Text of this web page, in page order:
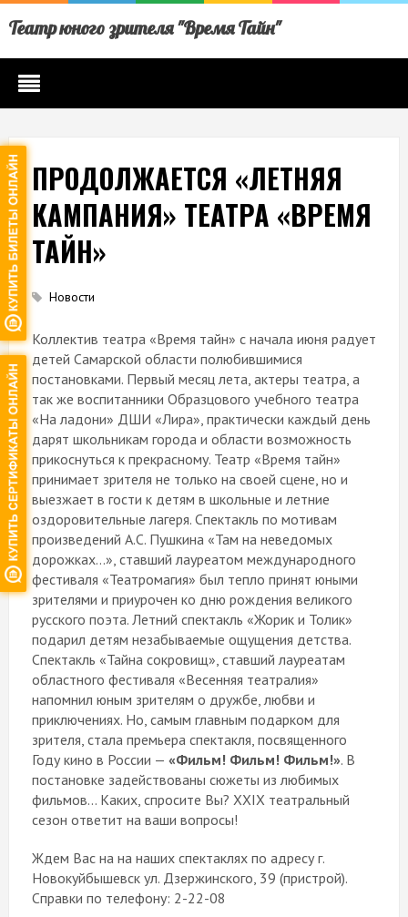
Театр юного зрителя "Время Тайн"
ПРОДОЛЖАЕТСЯ «ЛЕТНЯЯ
КАМПАНИЯ» ТЕАТРА «ВРЕМЯ
ТАЙН»
Новости
Коллектив театра «Время тайн» с начала июня радует
детей Самарской области полюбившимися
постановками. Первый месяц лета, актеры театра, а
так же воспитанники Образцового учебного театра
«На ладони» ДШИ «Лира», практически каждый день
дарят школьникам города и области возможность
прикоснуться к прекрасному. Театр «Время тайн»
принимает зрителя не только на своей сцене, но и
выезжает в гости к детям в школьные и летние
оздоровительные лагеря. Спектакль по мотивам
произведений А.С. Пушкина «Там на неведомых
дорожках…», ставший лауреатом международного
фестиваля «Театромагия» был тепло принят юными
зрителями и приурочен ко дню рождения великого
русского поэта. Летний спектакль «Жорик и Толик»
подарил детям незабываемые ощущения детства.
Спектакль «Тайна сокровищ», ставший лауреатам
областного фестиваля «Весенняя театралия»
напомнил юным зрителям о дружбе, любви и
приключениях. Но, самым главным подарком для
зрителя, стала премьера спектакля, посвященного
Году кино в России — «Фильм! Фильм! Фильм!». В
постановке задействованы сюжеты из любимых
фильмов… Каких, спросите Вы? XXIX театральный
сезон ответит на ваши вопросы!
Ждем Вас на на наших спектаклях по адресу г.
Новокуйбышевск ул. Дзержинского, 39 (пристрой).
Справки по телефону: 2-22-08